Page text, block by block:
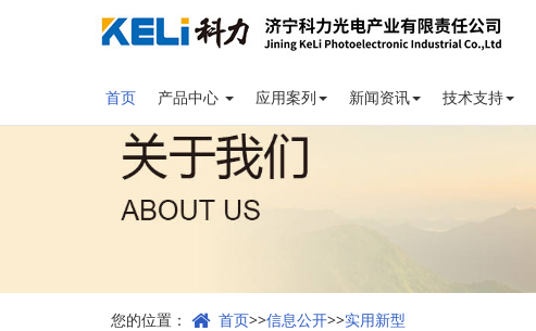
首页 产品中心 应用案列 新闻资讯 技术支持
您的位置： 首页>>信息公开>>实用新型